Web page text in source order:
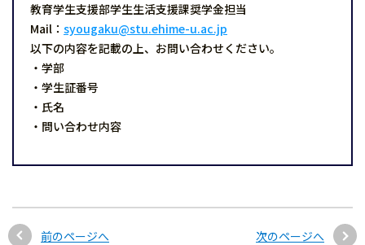
教育学生支援部学生生活支援課奨学金担当
Mail： syougaku@stu.ehime-u.ac.jp
以下の内容を記載の上、お問い合わせください。
・学部
・学生証番号
・氏名
・問い合わせ内容
前のページへ 次のページへ